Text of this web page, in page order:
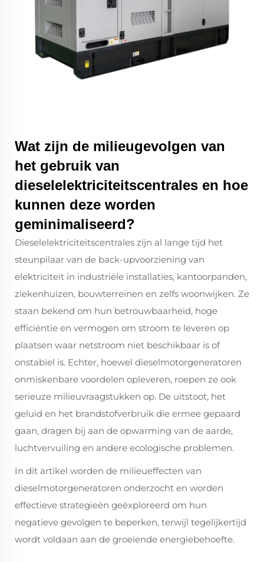
Wat zijn de milieugevolgen van
het gebruik van
dieselelektriciteitscentrales en hoe
kunnen deze worden
geminimaliseerd?
Dieselelektriciteitscentrales zijn al lange tijd het
steunpilaar van de back-upvoorziening van
elektriciteit in industriële installaties, kantoorpanden,
ziekenhuizen, bouwterreinen en zelfs woonwijken. Ze
staan bekend om hun betrouwbaarheid, hoge
efficiëntie en vermogen om stroom te leveren op
plaatsen waar netstroom niet beschikbaar is of
onstabiel is. Echter, hoewel dieselmotorgeneratoren
onmiskenbare voordelen opleveren, roepen ze ook
serieuze milieuvraagstukken op. De uitstoot, het
geluid en het brandstofverbruik die ermee gepaard
gaan, dragen bij aan de opwarming van de aarde,
luchtvervuiling en andere ecologische problemen.
In dit artikel worden de milieueffecten van
dieselmotorgeneratoren onderzocht en worden
effectieve strategieën geëxploreerd om hun
negatieve gevolgen te beperken, terwijl tegelijkertijd
wordt voldaan aan de groeiende energiebehoefte.